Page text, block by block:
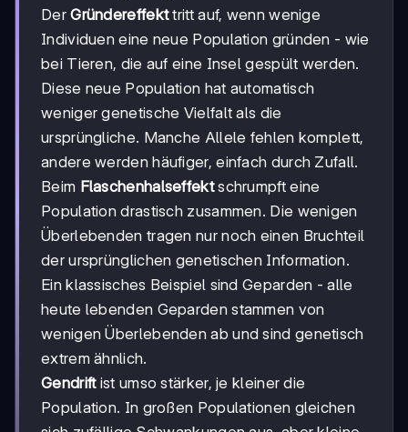
DerGründereffekttritt auf, wenn wenige
Individuen eine neue Population gründen - wie
bei Tieren, die auf eine Insel gespült werden.
Diese neue Population hat automatisch
weniger genetische Vielfalt als die
ursprüngliche. Manche Allele fehlen komplett,
andere werden häufiger, einfach durch Zufall.
Beim Flaschenhalseffektschrumpft eine
Population drastisch zusammen. Die wenigen
Überlebenden tragen nur noch einen Bruchteil
der ursprünglichen genetischen Information.
Ein klassisches Beispiel sind Geparden - alle
heute lebenden Geparden stammen von
wenigen Überlebenden ab und sind genetisch
extrem ähnlich.
Gendriftist umso stärker, je kleiner die
Population. In großen Populationen gleichen